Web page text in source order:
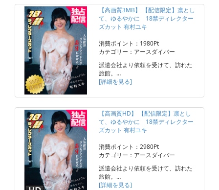
【高画質3MB】 【配信限定】凛とし
て、ゆるやかに 18禁ディレクター
ズカット 有村ユキ
消費ポイント：1980Pt
カテゴリー：アースダイバー
派遣会社より依頼を受けて、訪れた
旅館。…
[詳細を見る]
【高画質HD】 【配信限定】凛とし
て、ゆるやかに 18禁ディレクター
ズカット 有村ユキ
消費ポイント：2980Pt
カテゴリー：アースダイバー
派遣会社より依頼を受けて、訪れた
旅館。…
[詳細を見る]